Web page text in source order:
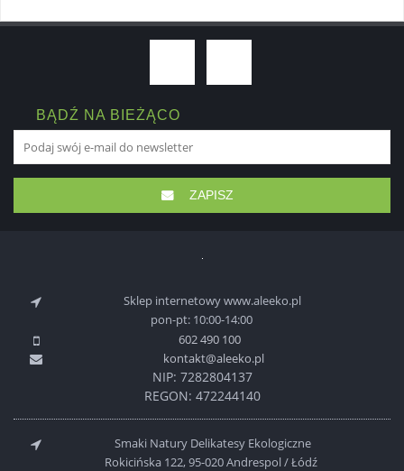
BĄDŹ NA BIEŻĄCO
ZAPISZ
Sklep internetowy www.aleeko.pl
pon-pt: 10:00-14:00
602 490 100
kontakt@aleeko.pl
NIP: 7282804137
REGON: 472244140
Smaki Natury Delikatesy Ekologiczne
Rokicińska 122, 95-020 Andrespol / Łódź